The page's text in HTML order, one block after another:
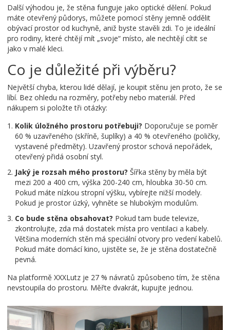
Další výhodou je, že stěna funguje jako optické dělení. Pokud
máte otevřený půdorys, můžete pomocí stěny jemně oddělit
obývací prostor od kuchyně, aniž byste stavěli zdi. To je ideální
pro rodiny, které chtějí mít „svoje“ místo, ale nechtějí cítit se
jako v malé kleci.
Co je důležité při výběru?
Největší chyba, kterou lidé dělají, je koupit stěnu jen proto, že se
líbí. Bez ohledu na rozměry, potřeby nebo materiál. Před
nákupem si položte tři otázky:
Kolik úložného prostoru potřebuji? Doporučuje se poměr
60 % uzavřeného (skříně, šuplíky) a 40 % otevřeného (poličky,
vystavené předměty). Uzavřený prostor schová nepořádek,
otevřený přidá osobní styl.
Jaký je rozsah mého prostoru? Šířka stěny by měla být
mezi 200 a 400 cm, výška 200-240 cm, hloubka 30-50 cm.
Pokud máte nízkou stropní výšku, vybírejte nižší modely.
Pokud je prostor úzký, vyhněte se hlubokým modulům.
Co bude stěna obsahovat? Pokud tam bude televize,
zkontrolujte, zda má dostatek místa pro ventilaci a kabely.
Většina moderních stěn má speciální otvory pro vedení kabelů.
Pokud máte domácí kino, ujistěte se, že je stěna dostatečně
pevná.
Na platformě XXXLutz je 27 % návratů způsobeno tím, že stěna
nevstoupila do prostoru. Měřte dvakrát, kupujte jednou.